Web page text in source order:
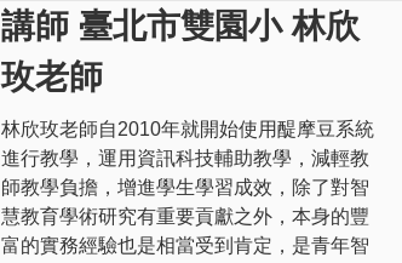
講師 臺北市雙園小 林欣
玫老師
林欣玫老師自2010年就開始使用醍摩豆系統
進行教學，運用資訊科技輔助教學，減輕教
師教學負擔，增進學生學習成效，除了對智
慧教育學術研究有重要貢獻之外，本身的豐
富的實務經驗也是相當受到肯定，是青年智